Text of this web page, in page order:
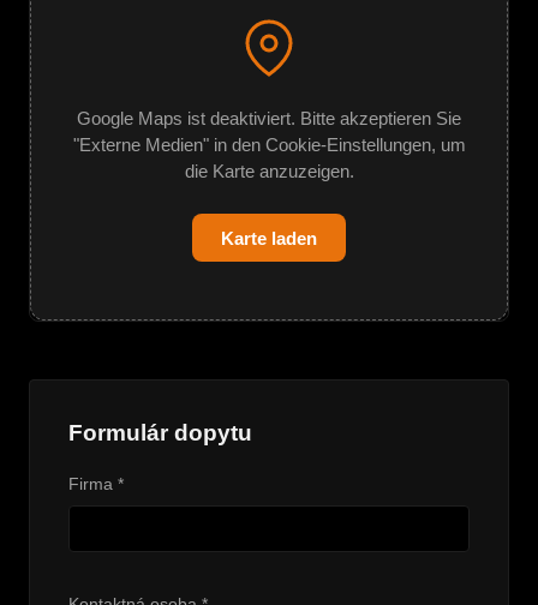
Google Maps ist deaktiviert. Bitte akzeptieren Sie
"Externe Medien" in den Cookie-Einstellungen, um
die Karte anzuzeigen.
Karte laden
Formulár dopytu
Firma *